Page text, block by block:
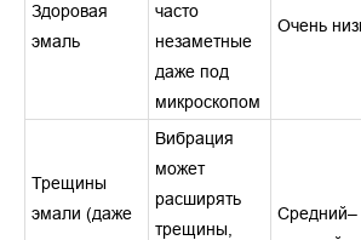
Здоровая
эмаль
часто
незаметные
даже под
микроскопом
Очень
Трещины
эмали (даже
Вибрация
может
расширять
трещины,
Средний–